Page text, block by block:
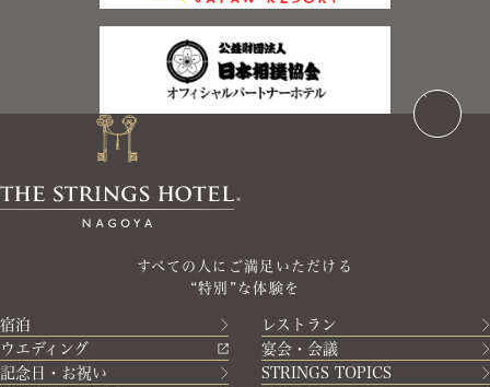
すべての人にご満足いただける
“特別”な体験を
宿泊
レストラン
ウエディング
宴会・会議
記念日・お祝い
STRINGS TOPICS